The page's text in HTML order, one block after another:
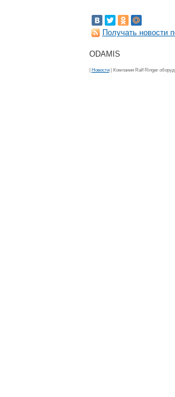
Получать новости
ODAMIS
Новости| Компания Ralf Ringer